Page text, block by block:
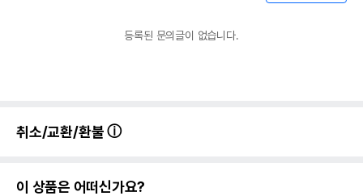
등록된 문의글이 없습니다.
취소/교환/환불
이 상품은 어떠신가요?